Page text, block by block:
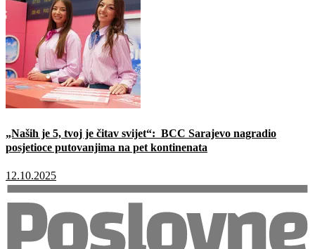
„Naših je 5, tvoj je čitav svijet“: BCC Sarajevo nagradio
posjetioce putovanjima na pet kontinenata
12.10.2025